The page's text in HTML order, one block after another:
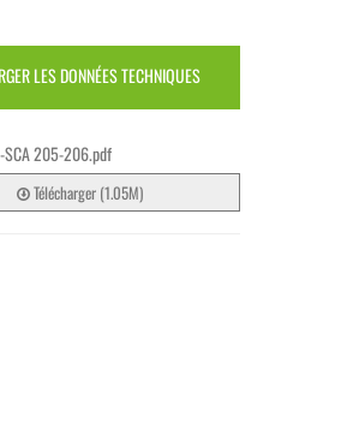
LES DONNÉES TECHNIQUES
SCA 205-206.pdf
Télécharger (1.05M)